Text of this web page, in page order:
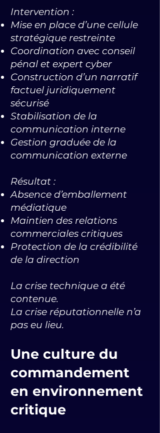
Intervention :
Mise en place d’une cellule
stratégique restreinte
Coordination avec conseil
pénal et expert cyber
Construction d’un narratif
factuel juridiquement
sécurisé
Stabilisation de la
communication interne
Gestion graduée de la
communication externe
Résultat :
Absence d’emballement
médiatique
Maintien des relations
commerciales critiques
Protection de la crédibilité
de la direction
La crise technique a été
contenue.
La crise réputationnelle n’a
pas eu lieu.
Une culture du
commandement
en environnement
critique